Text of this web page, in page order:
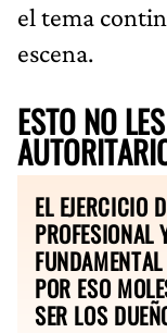
el tema
escena.
ESTO NO
EL EJERCICIO
POR ESO
SER LOS